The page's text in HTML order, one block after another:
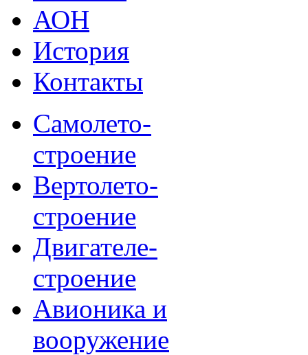
АОН
История
Контакты
Самолето-
строение
Вертолето-
строение
Двигателе-
строение
Авионика и
вооружение